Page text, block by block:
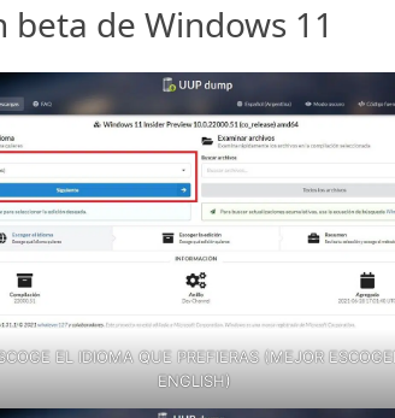
de Windows 11
EL IDIOMA QUE PREFIERAS (MEJOR
ENGLISH)